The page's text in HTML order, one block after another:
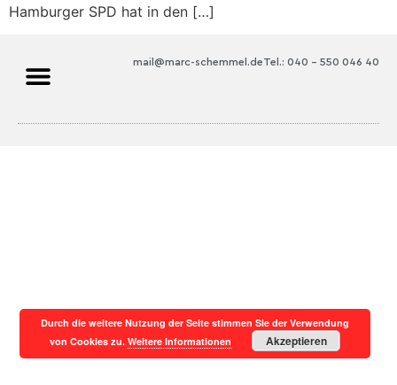
Hamburger SPD hat in den […]
Tel.: 040 – 550 046 40
mail@marc-schemmel.de
Durch die weitere Nutzung der Seite stimmen Sie der Verwendung
von Cookies zu.Weitere Informationen Akzeptieren